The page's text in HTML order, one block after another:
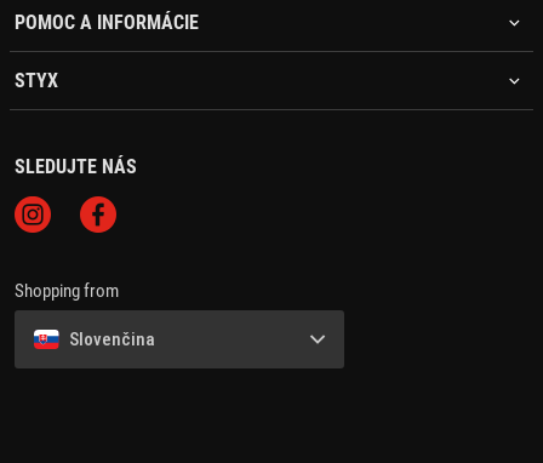
POMOC A INFORMÁCIE
STYX
SLEDUJTE NÁS
Shopping from
Slovenčina